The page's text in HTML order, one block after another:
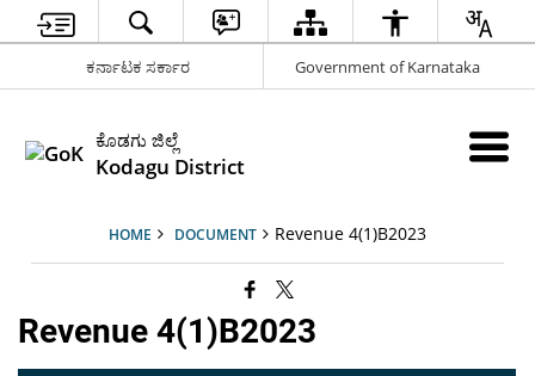
ಕರ್ನಾಟಕ ಸರ್ಕಾರ Government of Karnataka
ಕೊಡಗು ಜಿಲ್ಲೆ
Kodagu District
HOME DOCUMENT Revenue 4(1)B2023
Revenue 4(1)B2023